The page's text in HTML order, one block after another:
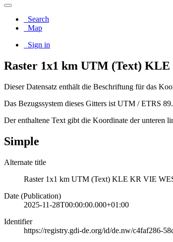
Search
Map
Sign in
Raster 1x1 km UTM (Text)
Dieser Datensatz enthält die Beschriftung für das
Das Bezugssystem dieses Gitters ist UTM / ETRS
Der enthaltene Text gibt die Koordinate der unteren
Simple
Alternate title
Raster 1x1 km UTM (Text) KLE KR VIE
Date (Publication)
2025-11-28T00:00:00.000+01:00
Identifier
https://registry.gdi-de.org/id/de.nw/c4faf286-